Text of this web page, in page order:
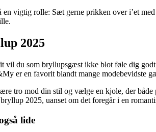
en vigtig rolle: Sæt gerne prikken over i’et
2025
vil du som bryllupsgæst ikke blot føle dig
er en favorit blandt mange modebevidste
tro mod din stil og vælge en kjole, der
2025, uanset om det foregår i en
lide